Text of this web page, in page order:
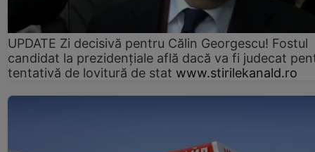
UPDATE Zi decisivă pentru Călin Georgescu! Fostul
candidat la prezidențiale află dacă va fi judecat
tentativă de lovitură de stat www.stirilekanald.ro